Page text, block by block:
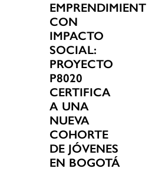
CON
IMPACTO
SOCIAL:
PROYECTO
P8020
CERTIFICA
A UNA
NUEVA
COHORTE
DE JÓVENES
EN BOGOTÁ